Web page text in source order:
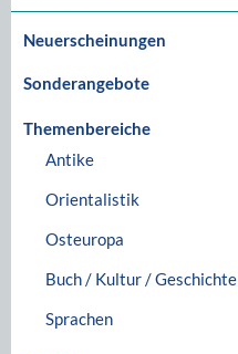
Neuerscheinungen
Sonderangebote
Themenbereiche
Antike
Orientalistik
Osteuropa
Buch / Kultur / Geschichte
Sprachen